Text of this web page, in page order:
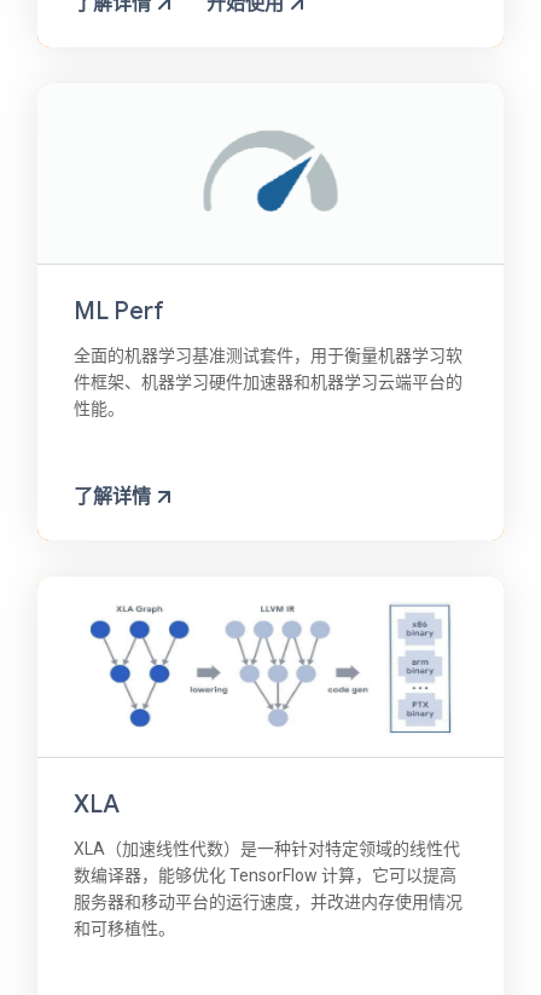
ML Perf
全面的机器学习基准测试套件，用于衡量机器学习软
件框架、机器学习硬件加速器和机器学习云端平台的
性能。
了解详情
XLA
XLA（加速线性代数）是一种针对特定领域的线性代
数编译器，能够优化 TensorFlow 计算，它可以提高
服务器和移动平台的运行速度，并改进内存使用情况
和可移植性。